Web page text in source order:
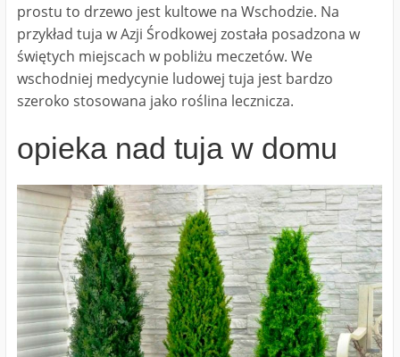
prostu to drzewo jest kultowe na Wschodzie. Na
przykład tuja w Azji Środkowej została posadzona w
świętych miejscach w pobliżu meczetów. We
wschodniej medycynie ludowej tuja jest bardzo
szeroko stosowana jako roślina lecznicza.
opieka nad tuja w domu